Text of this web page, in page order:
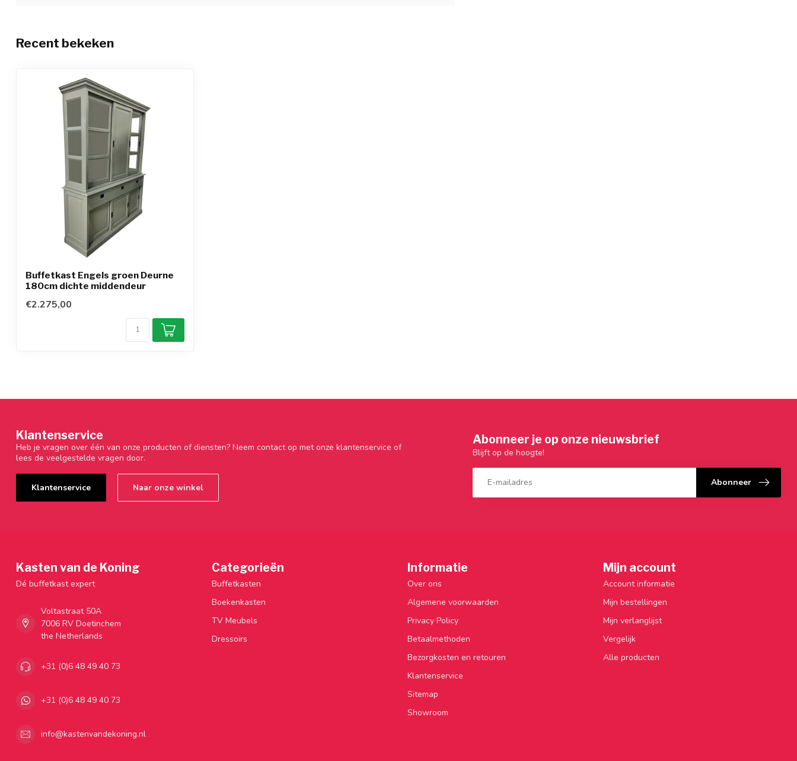
Recent bekeken
Buffetkast Engels groen Deurne
180cm dichte middendeur
€2.275,00
Klantenservice
Heb je vragen over één van onze producten of diensten? Neem contact op met onze klantenservice of
lees de veelgestelde vragen door.
Klantenservice Naar onze winkel
Abonneer je op onze nieuwsbrief
Blijft op de hoogte!
Abonneer
Kasten van de Koning
Dé buffetkast expert
Voltastraat 50A
7006 RV Doetinchem
the Netherlands
+31 (0)6 48 49 40 73
+31 (0)6 48 49 40 73
info@kastenvandekoning.nl
Categorieën
Buffetkasten
Boekenkasten
TV Meubels
Dressoirs
Informatie
Over ons
Algemene voorwaarden
Privacy Policy
Betaalmethoden
Bezorgkosten en retouren
Klantenservice
Sitemap
Showroom
Mijn account
Account informatie
Mijn bestellingen
Mijn verlanglijst
Vergelijk
Alle producten